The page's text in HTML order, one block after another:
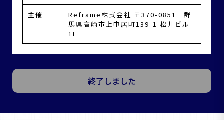
主催
Reframe株式会社 〒370-0851 群
馬県高崎市上中居町139-1 松井ビル
1F
終了しました